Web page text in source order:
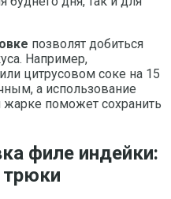
позволят добиться
Например,
цитрусовом соке на 15
а использование
поможет сохранить
филе индейки: